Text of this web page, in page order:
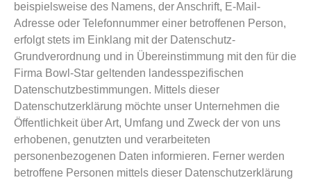
beispielsweise des Namens, der Anschrift, E-Mail-
Adresse oder Telefonnummer einer betroffenen Person,
erfolgt stets im Einklang mit der Datenschutz-
Grundverordnung und in Übereinstimmung mit den für die
Firma Bowl-Star geltenden landesspezifischen
Datenschutzbestimmungen. Mittels dieser
Datenschutzerklärung möchte unser Unternehmen die
Öffentlichkeit über Art, Umfang und Zweck der von uns
erhobenen, genutzten und verarbeiteten
personenbezogenen Daten informieren. Ferner werden
betroffene Personen mittels dieser Datenschutzerklärung